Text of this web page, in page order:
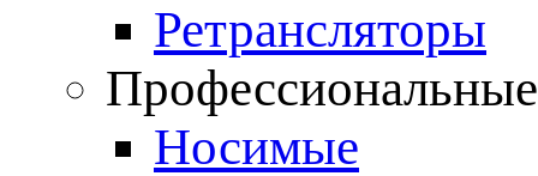
Ретрансляторы
Носимые